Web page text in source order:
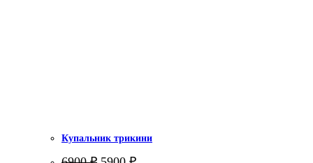
Купальник трикини
Первоначальная
Текущая